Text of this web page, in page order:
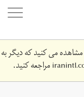
می کنید که دیگر به
مراجعه کنید.